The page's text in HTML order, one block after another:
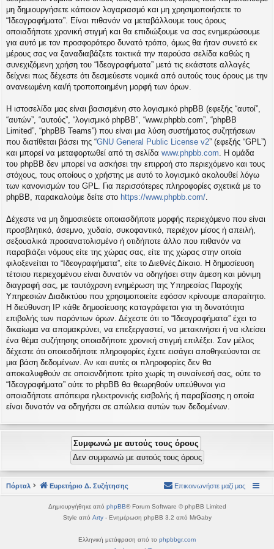
εις
μη δημιουργήσετε κάποιον λογαριασμό και μη χρησιμοποιήσετε το
“Ιδεογραφήματα”. Είναι πιθανόν να μεταβάλλουμε τους όρους
οποιαδήποτε χρονική στιγμή και θα επιδιώξουμε να σας ενημερώσουμε
για αυτό με τον προσφορότερο δυνατό τρόπο, όμως θα ήταν συνετό εκ
μέρους σας να ξαναδιαβάζετε τακτικά την παρούσα σελίδα καθώς η
συνεχιζόμενη χρήση του “Ιδεογραφήματα” μετά τις εκάστοτε αλλαγές
δείχνει πως δέχεστε ότι δεσμεύεστε νομικά από αυτούς τους όρους με την
ανανεωμένη και/ή τροποποιημένη μορφή των όρων.
Η ιστοσελίδα μας είναι βασισμένη στο λογισμικό phpBB (εφεξής “αυτοί”,
“αυτών”, “αυτούς”, “λογισμικό phpBB”, “www.phpbb.com”, “phpBB
Limited”, “phpBB Teams”) που είναι μια λύση συστήματος συζητήσεων
που διατίθεται βάσει της “GNU General Public License v2” (εφεξής “GPL”)
και μπορεί να μεταφορτωθεί από τη σελίδα www.phpbb.com . Η ομάδα
του phpBB δεν μπορεί να ασκήσει την επιρροή στο περιεχόμενο και τους
στόχους, τους οποίους ο χρήστης με αυτό το λογισμικό ακολουθεί λόγω
των κανονισμών του GPL. Για περισσότερες πληροφορίες σχετικά με το
phpBB, παρακαλούμε δείτε στο https://www.phpbb.com/
Δέχεστε να μη δημοσιεύετε οποιασδήποτε μορφής περιεχόμενο που είναι
προσβλητικό, άσεμνο, χυδαίο, συκοφαντικό, περιέχον μίσος ή απειλή,
σεξουαλικά προσανατολισμένο ή οτιδήποτε άλλο που πιθανόν να
παραβιάζει νόμους είτε της χώρας σας, είτε της χώρας στην οποία
φιλοξενείται το “Ιδεογραφήματα”, είτε το Διεθνές Δίκαιο. Η δημοσίευση
τέτοιου περιεχομένου είναι δυνατόν να οδηγήσει στην άμεση και μόνιμη
διαγραφή σας, με ταυτόχρονη ενημέρωση της Υπηρεσίας Παροχής
Υπηρεσιών Διαδικτύου που χρησιμοποιείτε εφόσον κρίνουμε απαραίτητο.
Η διεύθυνση IP κάθε δημοσίευσης καταγράφεται για τη δυνατότητα
επιβολής των παρόντων όρων. Δέχεστε ότι το “Ιδεογραφήματα” έχει το
δικαίωμα να απομακρύνει, να επεξεργαστεί, να μετακινήσει ή να κλείσει
ένα θέμα συζήτησης οποιαδήποτε χρονική στιγμή επιλέξει. Σαν μέλος
δέχεστε ότι οποιεσδήποτε πληροφορίες έχετε εισάγει αποθηκεύονται σε
μια βάση δεδομένων. Αν και αυτές οι πληροφορίες δεν θα
αποκαλυφθούν σε οποιονδήποτε τρίτο χωρίς τη συναίνεσή σας, ούτε το
“Ιδεογραφήματα” ούτε το phpBB θα θεωρηθούν υπεύθυνοι για
οποιαδήποτε απόπειρα ηλεκτρονικής εισβολής ή παραβίασης η οποία
είναι δυνατόν να οδηγήσει σε απώλεια αυτών των δεδομένων.
Πόρταλ Ευρετήριο Δ. Συζήτησης Επικοινωνήστε μαζί μας
Δημιουργήθηκε από phpBB® Forum Software © phpBB Limited
Style από Arty- Ενημέρωση phpBB 3.2 από MrGaby
Ελληνική μετάφραση από το phpbbgr.com